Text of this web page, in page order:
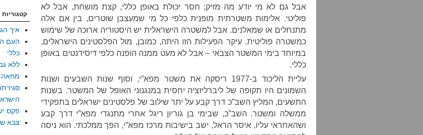
אבל גם לא מי יודע מה מזיק; חסר יכולת באופן כללי, קצת מושחת, אבל לא
פוליטי. אלימות משטרתית מופנית כלפי כל מי שמעצבן שוטרים, בין אם אלה
מתנחלים או שמאלנים. אבל למשטרה הישראלית יש היסטוריה ארוכה של שימוש
כמשטרה פוליטית. עיקר הפעילות הזו היתה, כמובן, מול הפלסטינים הישראלים,
במיוחד בימי המשטר הצבאי – אבל לא מעט ממנה הופנה כלפי דיסידנטים באופן
כללי.
עליית הליכוד ב-1977 ריסקה את משטר מפא”י, וסוף שנות השבעים ושנות
השמונים היו תקופה של ליברליזציה יחסית במנגנוני האופל של המשטר. בשנות
התשעים, המליץ השב”כ דרך קבע על יתר שילוב של פלסטינים ישראלים בתפקידי
ממשלה ומשטר. השב”כ, שבימי בן גוריון ריגל אחרי מתנגדי מפא”י דרך קבע
ושהאחראי עליו, איסר הראל, ישב בישיבות מרכז מפא”י, הפך ממלכתי. הוא ניסה
קטגוריות
איך
העם
כללי
ללא
מחאה
פקס
צבא